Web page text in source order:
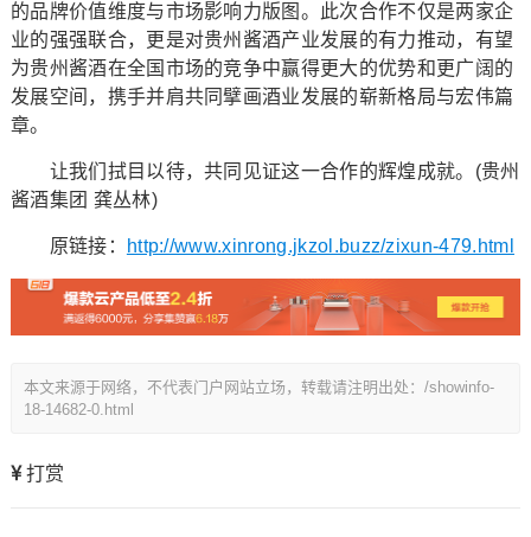
的品牌价值维度与市场影响力版图。此次合作不仅是两家企
业的强强联合，更是对贵州酱酒产业发展的有力推动，有望
为贵州酱酒在全国市场的竞争中赢得更大的优势和更广阔的
发展空间，携手并肩共同擘画酒业发展的崭新格局与宏伟篇
章。
让我们拭目以待，共同见证这一合作的辉煌成就。(贵州
酱酒集团 龚丛林)
原链接： http://www.xinrong.jkzol.buzz/zixun-479.html
本文来源于网络，不代表门户网站立场，转载请注明出处：/showinfo-
18-14682-0.html
打赏